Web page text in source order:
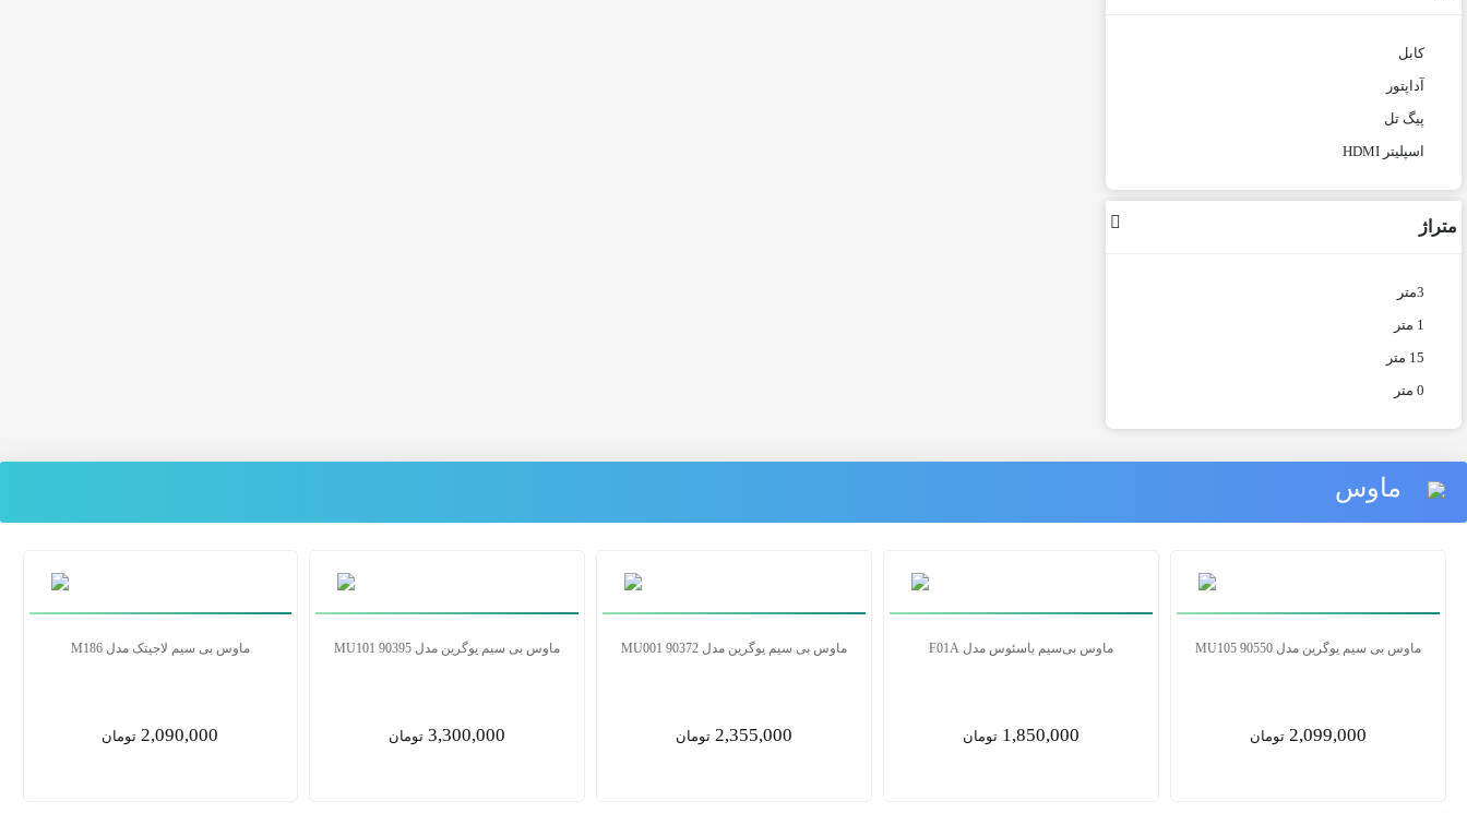
کابل
آداپتور
پیگ تل
اسپلیتر HDMI
متراژ
3متر
1 متر
15 متر
0 متر
ماوس
ماوس بی سیم یوگرین مدل MU101 90395
3,300,000 تومان
ماوس بی سیم یوگرین مدل MU001 90372
2,355,000 تومان
ماوس بی‌سیم باسئوس مدل F01A
1,850,000 تومان
ماوس بی سیم یوگرین مدل MU105 90550
2,099,000 تومان
ماوس بی سیم لاجیتک مدل M185
2,090,000 تومان